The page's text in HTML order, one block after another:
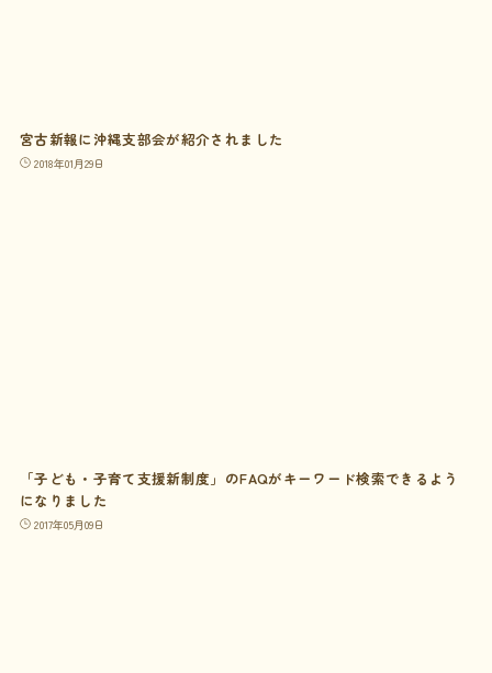
宮古新報に沖縄支部会が紹介されました
2018年01月29日
「子ども・子育て支援新制度」のFAQがキーワード検索できるよう
になりました
2017年05月09日